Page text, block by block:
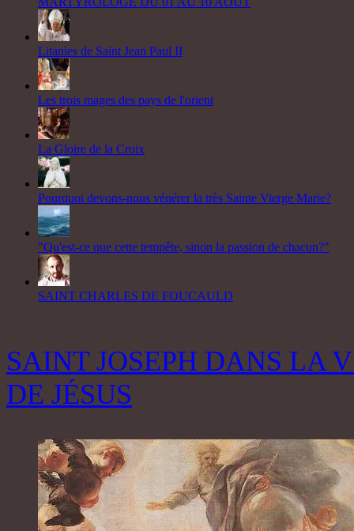
Litanies de Saint Jean Paul II
Les trois mages des pays de l'orient
La Gloire de la Croix
Pourquoi devons-nous vénérer la très Sainte Vierge Marie?
"Qu'est-ce que cette tempête, sinon la passion de chacun?"
SAINT CHARLES DE FOUCAULD
SAINT JOSEPH DANS LA
DE JÉSUS